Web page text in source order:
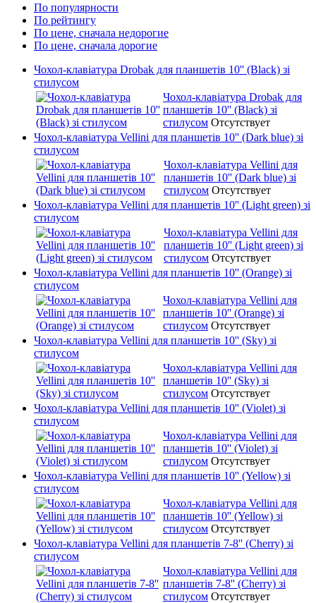
По популярности
По рейтингу
По цене, сначала недорогие
По цене, сначала дорогие
Чохол-клавіатура Drobak для планшетів 10'' (Black) зі
стилусом
Чохол-клавіатура Drobak для
планшетів 10'' (Black) зі
стилусом Отсутствует
Чохол-клавіатура Vellini для планшетів 10'' (Dark blue) зі
стилусом
Чохол-клавіатура Vellini для
планшетів 10'' (Dark blue) зі
стилусом Отсутствует
Чохол-клавіатура Vellini для планшетів 10'' (Light green) зі
стилусом
Чохол-клавіатура Vellini для
планшетів 10'' (Light green) зі
стилусом Отсутствует
Чохол-клавіатура Vellini для планшетів 10'' (Orange) зі
стилусом
Чохол-клавіатура Vellini для
планшетів 10'' (Orange) зі
стилусом Отсутствует
Чохол-клавіатура Vellini для планшетів 10'' (Sky) зі
стилусом
Чохол-клавіатура Vellini для
планшетів 10'' (Sky) зі
стилусом Отсутствует
Чохол-клавіатура Vellini для планшетів 10'' (Violet) зі
стилусом
Чохол-клавіатура Vellini для
планшетів 10'' (Violet) зі
стилусом Отсутствует
Чохол-клавіатура Vellini для планшетів 10'' (Yellow) зі
стилусом
Чохол-клавіатура Vellini для
планшетів 10'' (Yellow) зі
стилусом Отсутствует
Чохол-клавіатура Vellini для планшетів 7-8'' (Cherry) зі
стилусом
Чохол-клавіатура Vellini для
планшетів 7-8'' (Cherry) зі
стилусом Отсутствует